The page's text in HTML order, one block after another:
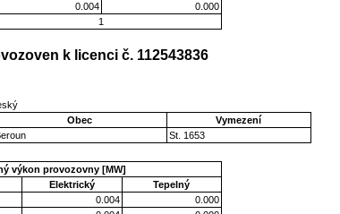
0.004
0.000
1
k licenci č. 112543836
Obec
Vymezení
St. 1653
výkon provozovny [MW]
Elektrický
Tepelný
0.004
0.000